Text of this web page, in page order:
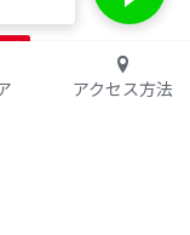
存
kibi） アクセス方法